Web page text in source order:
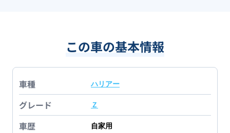
この車の基本情報
車種 ハリアー
グレード Ｚ
車歴 自家用